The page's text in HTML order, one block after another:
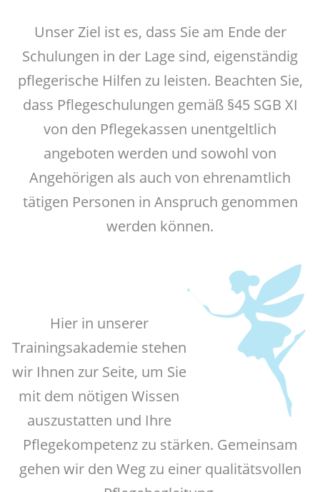
Unser Ziel ist es, dass Sie am Ende der
Schulungen in der Lage sind, eigenständig
pflegerische Hilfen zu leisten. Beachten Sie,
dass Pflegeschulungen gemäß §45 SGB XI
von den Pflegekassen unentgeltlich
angeboten werden und sowohl von
Angehörigen als auch von ehrenamtlich
tätigen Personen in Anspruch genommen
werden können.
Hier in unserer
Trainingsakademie stehen
wir Ihnen zur Seite, um Sie
mit dem nötigen Wissen
auszustatten und Ihre
Pflegekompetenz zu stärken. Gemeinsam
gehen wir den Weg zu einer qualitätsvollen